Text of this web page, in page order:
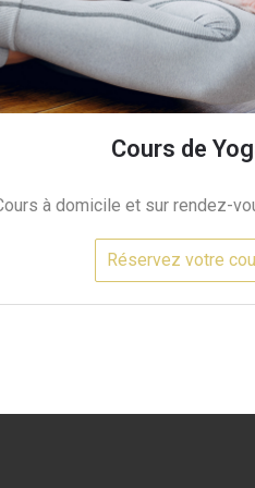
Cours de
à domicile et sur rendez-
Réservez votre